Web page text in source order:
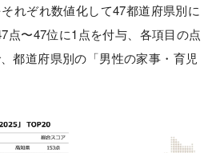
れぞれ数値化して47都道府県別に
点〜47位に1点を付与、各項目の点
都道府県別の「男性の家事・育児